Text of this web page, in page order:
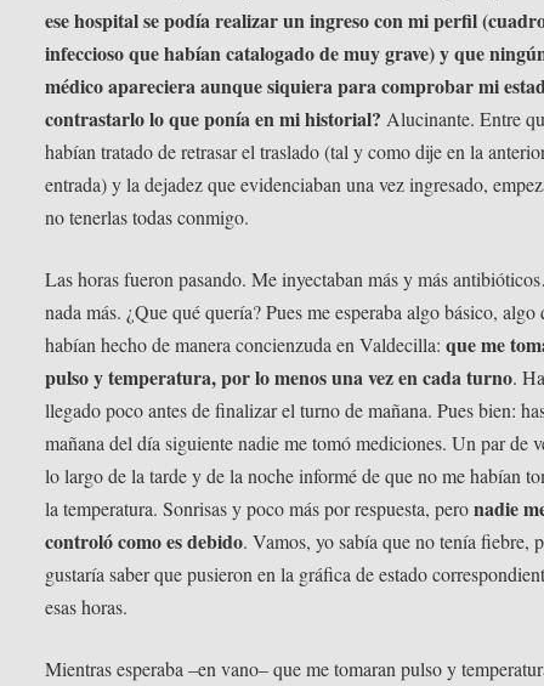
ese hospital se podía realizar un ingreso con mi perfil
infeccioso que habían catalogado de muy grave) y que
médico apareciera aunque siquiera para comprobar mi
contrastarlo lo que ponía en mi historial? Alucinante. Entre
habían tratado de retrasar el traslado (tal y como dije en la
entrada) y la dejadez que evidenciaban una vez ingresado,
no tenerlas todas conmigo.
Las horas fueron pasando. Me inyectaban más y más
nada más. ¿Que qué quería? Pues me esperaba algo básico, algo
habían hecho de manera concienzuda en Valdecilla:que me
pulso y temperatura, por lo menos una vez en cada turno.
llegado poco antes de finalizar el turno de mañana. Pues bien:
mañana del día siguiente nadie me tomó mediciones. Un par de
lo largo de la tarde y de la noche informé de que no me habían
la temperatura. Sonrisas y poco más por respuesta, peronadie
controló como es debido. Vamos, yo sabía que no tenía fiebre,
gustaría saber que pusieron en la gráfica de estado
esas horas.
Mientras esperaba –en vano– que me tomaran pulso y